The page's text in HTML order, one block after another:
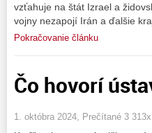
vzťahuje na štát Izrael a
vojny nezapojí Irán a ďalšie
Pokračovanie článku
Čo hovorí
1. októbra 2024, Prečítané 3 313x,